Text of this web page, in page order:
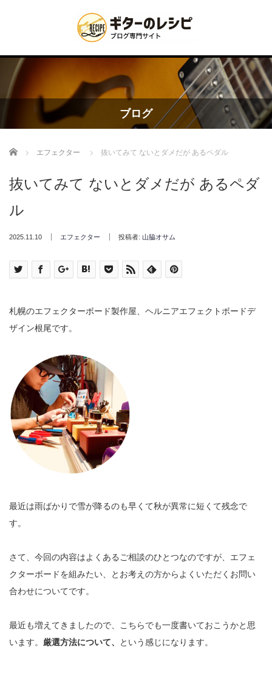
ブログ
Home エフェクター 抜いてみて ないとダメだが あるペダル
抜いてみて ないとダメだが あるペダ
ル
2025.11.10 エフェクター 投稿者: 山脇オサム
札幌のエフェクターボード製作屋、ヘルニアエフェクトボードデ
ザイン根尾です。
最近は雨ばかりで雪が降るのも早くて秋が異常に短くて残念で
す。
さて、今回の内容はよくあるご相談のひとつなのですが、エフェ
クターボードを組みたい、とお考えの方からよくいただくお問い
合わせについてです。
最近も増えてきましたので、こちらでも一度書いておこうかと思
います。 厳選方法について、 という感じになります。